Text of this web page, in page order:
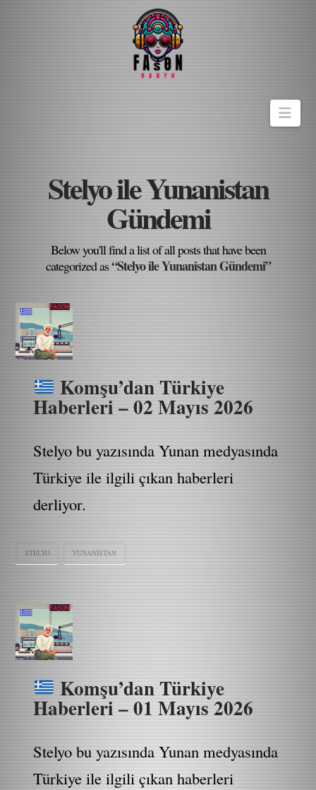
Stelyo ile Yunanistan
Gündemi
Below you'll find a list of all posts that have been
categorized as“Stelyo ile Yunanistan Gündemi”
Komşu’dan Türkiye
Haberleri – 02 Mayıs 2026
Stelyo bu yazısında Yunan medyasında
Türkiye ile ilgili çıkan haberleri
derliyor.
STELYO YUNANISTAN
Komşu’dan Türkiye
Haberleri – 01 Mayıs 2026
Stelyo bu yazısında Yunan medyasında
Türkiye ile ilgili çıkan haberleri